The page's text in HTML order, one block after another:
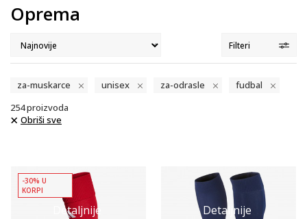
Oprema
Filteri
za-muskarce unisex za-odrasle
fudbal
254proizvoda
Obriši sve
Detaljnije
-30% U
KORPI
Detaljnije